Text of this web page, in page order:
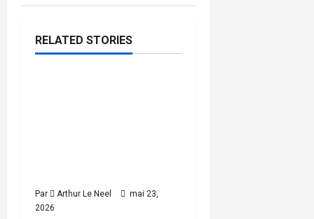
i
o
RELATED STORIES
Football
Par Arthur Le Neel
mai 23,
2026